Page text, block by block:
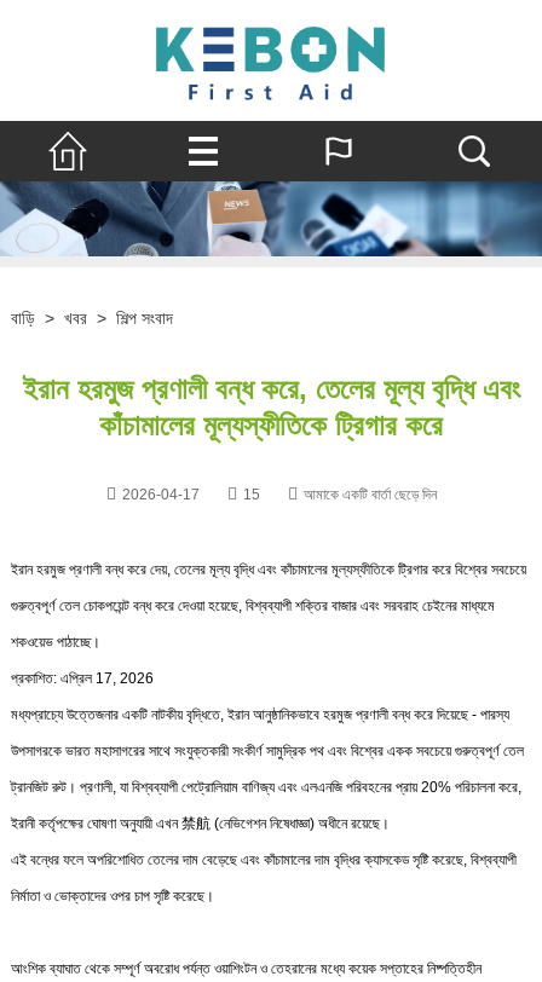
বাড়ি > খবর > শিল্প সংবাদ
ইরান হরমুজ প্রণালী বন্ধ করে, তেলের মূল্য বৃদ্ধি এবং
কাঁচামালের মূল্যস্ফীতিকে ট্রিগার করে
2026-04-17 15 আমাকে একটি বার্তা ছেড়ে দিন
ইরান হরমুজ প্রণালী বন্ধ করে দেয়, তেলের মূল্য বৃদ্ধি এবং কাঁচামালের মূল্যস্ফীতিকে ট্রিগার করে বিশ্বের সবচেয়ে
গুরুত্বপূর্ণ তেল চোকপয়েন্ট বন্ধ করে দেওয়া হয়েছে, বিশ্বব্যাপী শক্তির বাজার এবং সরবরাহ চেইনের মাধ্যমে
শকওয়েভ পাঠাচ্ছে।
প্রকাশিত: এপ্রিল 17, 2026
মধ্যপ্রাচ্যে উত্তেজনার একটি নাটকীয় বৃদ্ধিতে, ইরান আনুষ্ঠানিকভাবে হরমুজ প্রণালী বন্ধ করে দিয়েছে - পারস্য
উপসাগরকে ভারত মহাসাগরের সাথে সংযুক্তকারী সংকীর্ণ সামুদ্রিক পথ এবং বিশ্বের একক সবচেয়ে গুরুত্বপূর্ণ তেল
ট্রানজিট রুট। প্রণালী, যা বিশ্বব্যাপী পেট্রোলিয়াম বাণিজ্য এবং এলএনজি পরিবহনের প্রায় 20% পরিচালনা করে,
ইরানী কর্তৃপক্ষের ঘোষণা অনুযায়ী এখন 禁航 (নেভিগেশন নিষেধাজ্ঞা) অধীনে রয়েছে।
এই বন্ধের ফলে অপরিশোধিত তেলের দাম বেড়েছে এবং কাঁচামালের দাম বৃদ্ধির ক্যাসকেড সৃষ্টি করেছে, বিশ্বব্যাপী
নির্মাতা ও ভোক্তাদের ওপর চাপ সৃষ্টি করেছে।
আংশিক ব্যাঘাত থেকে সম্পূর্ণ অবরোধ পর্যন্ত ওয়াশিংটন ও তেহরানের মধ্যে কয়েক সপ্তাহের নিষ্পত্তিহীন